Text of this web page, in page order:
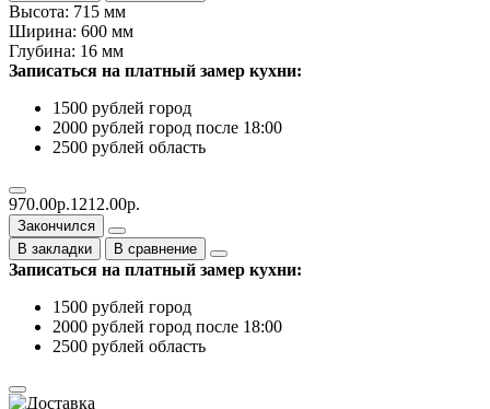
Высота: 715 мм
Ширина: 600 мм
Глубина: 16 мм
Записаться на платный замер кухни:
1500 рублей город
2000 рублей город после 18:00
2500 рублей область
970.00р.1212.00р.
Закончился
В закладки
В сравнение
Записаться на платный замер кухни:
1500 рублей город
2000 рублей город после 18:00
2500 рублей область